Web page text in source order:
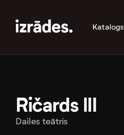
Katalogs
Ričards III
Dailes teātris